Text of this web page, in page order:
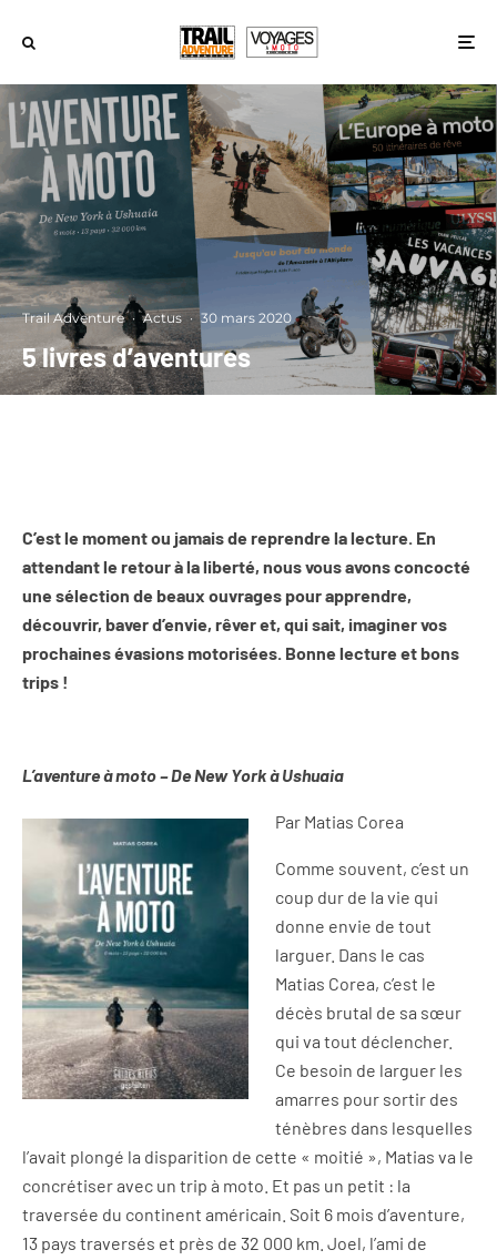
Trail Adventure · Actus · 30 mars 2020
5 livres d’aventures
C’est le moment ou jamais de reprendre la lecture. En
attendant le retour à la liberté, nous vous avons concocté
une sélection de beaux ouvrages pour apprendre,
découvrir, baver d’envie, rêver et, qui sait, imaginer vos
prochaines évasions motorisées. Bonne lecture et bons
trips !
L’aventure à moto – De New York à Ushuaia
Par Matias Corea
Comme souvent, c’est un
coup dur de la vie qui
donne envie de tout
larguer. Dans le cas
Matias Corea, c’est le
décès brutal de sa sœur
qui va tout déclencher.
Ce besoin de larguer les
amarres pour sortir des
ténèbres dans lesquelles
l’avait plongé la disparition de cette « moitié », Matias va le
concrétiser avec un trip à moto. Et pas un petit : la
traversée du continent américain. Soit 6 mois d’aventure,
13 pays traversés et près de 32 000 km. Joel, l’ami de